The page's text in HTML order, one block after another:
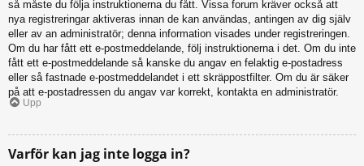
så måste du följa instruktionerna du fått. Vissa forum kräver också att
nya registreringar aktiveras innan de kan användas, antingen av dig själv
eller av an administratör; denna information visades under registreringen.
Om du har fått ett e-postmeddelande, följ instruktionerna i det. Om du inte
fått ett e-postmeddelande så kanske du angav en felaktig e-postadress
eller så fastnade e-postmeddelandet i ett skräppostfilter. Om du är säker
på att e-postadressen du angav var korrekt, kontakta en administratör.
Upp
Varför kan jag inte logga in?